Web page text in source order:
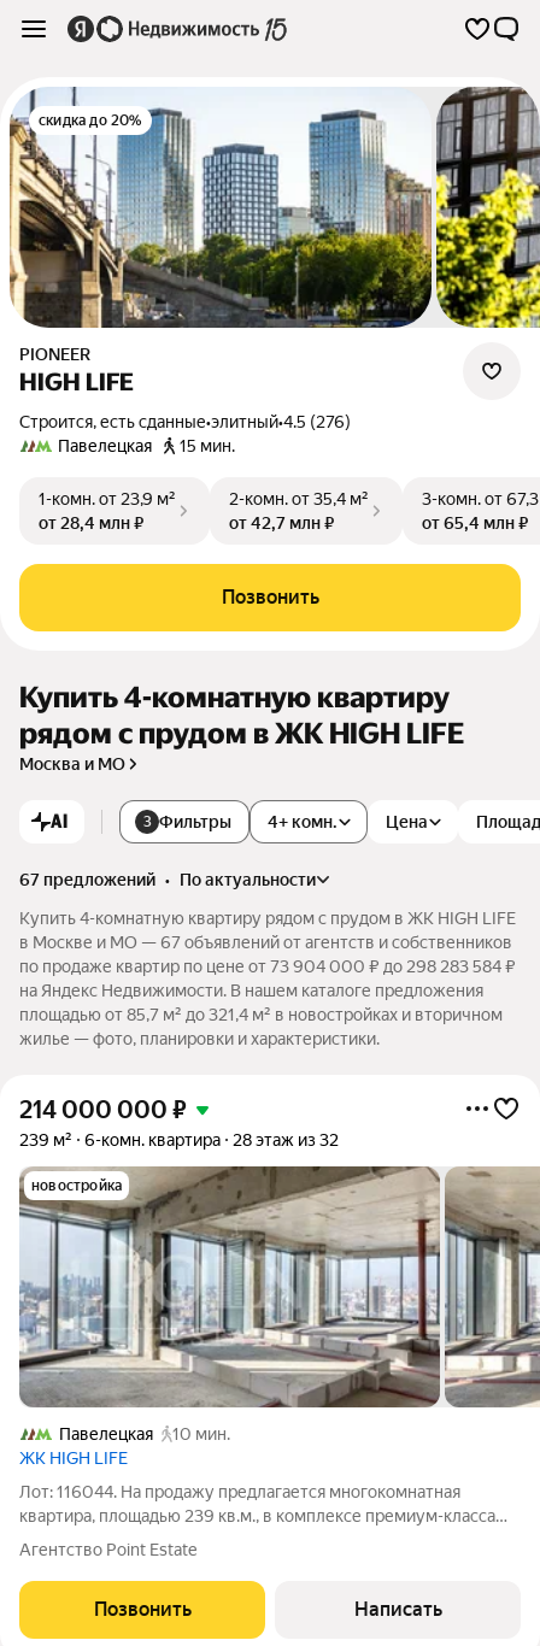
скидка до 20%
PIONEER
HIGH LIFE
Строится, есть сданные•элитный•4.5 (276)
Павелецкая
15 мин.
1-комн.от 23,9 м²
от 28,4 млн ₽
2-комн.от 35,4 м²
от 42,7 млн ₽
3-комн.от
от 65,4 млн ₽
Позвонить
Купить 4-комнатную квартиру
рядом с прудом в ЖК HIGH LIFE
Москва и МО
AI 3 Фильтры 4+ комн. Цена
67 предложений •
по актуальности
Купить 4-комнатную квартиру рядом с прудом в ЖК HIGH LIFE
в Москве и МО — 67 объявлений от агентств и собственников
по продаже квартир по цене от 73 904 000 ₽ до 298 283 584 ₽
на Яндекс Недвижимости. В нашем каталоге предложения
площадью от 85,7 м² до 321,4 м² в новостройках и вторичном
жилье — фото, планировки и характеристики.
214 000 000 ₽
239 м² 6-комн. квартира 28 этаж из 32
новостройка
Павелецкая
10 мин.
ЖК HIGH LIFE
Лот: 116044. На продажу предлагается многокомнатная
квартира, площадью 239 кв.м., в комплексе премиум-класса
"High Life". Квартира без отделки, расположена на 28 этаже
планировка:
Агентство Point Estate
Позвонить Написать